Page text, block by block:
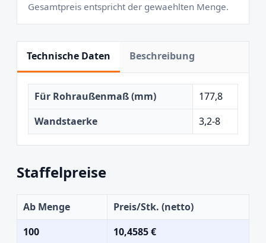
Gesamtpreis entspricht der gewaehlten Menge.
Technische Daten Beschreibung
Für Rohraußenmaß (mm)
177,8
Wandstaerke
3,2-8
Staffelpreise
Ab Menge
Preis/Stk. (netto)
100
10,4585 €